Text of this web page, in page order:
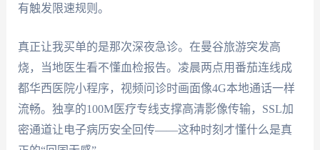
有触发限速规则。
真正让我买单的是那次深夜急诊。在曼谷旅游突发高
烧，当地医生看不懂血检报告。凌晨两点用番茄连线成
都华西医院小程序，视频问诊时画面像4G本地通话一样
流畅。独享的100M医疗专线支撑高清影像传输，SSL加
密通道让电子病历安全回传——这种时刻才懂什么是真